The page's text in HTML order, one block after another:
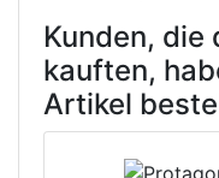
Kunden, die
kauften,
Artikel